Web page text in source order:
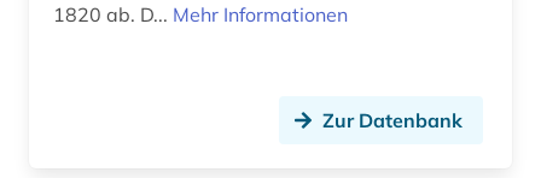
1820 ab. D... Mehr Informationen
Zur Datenbank